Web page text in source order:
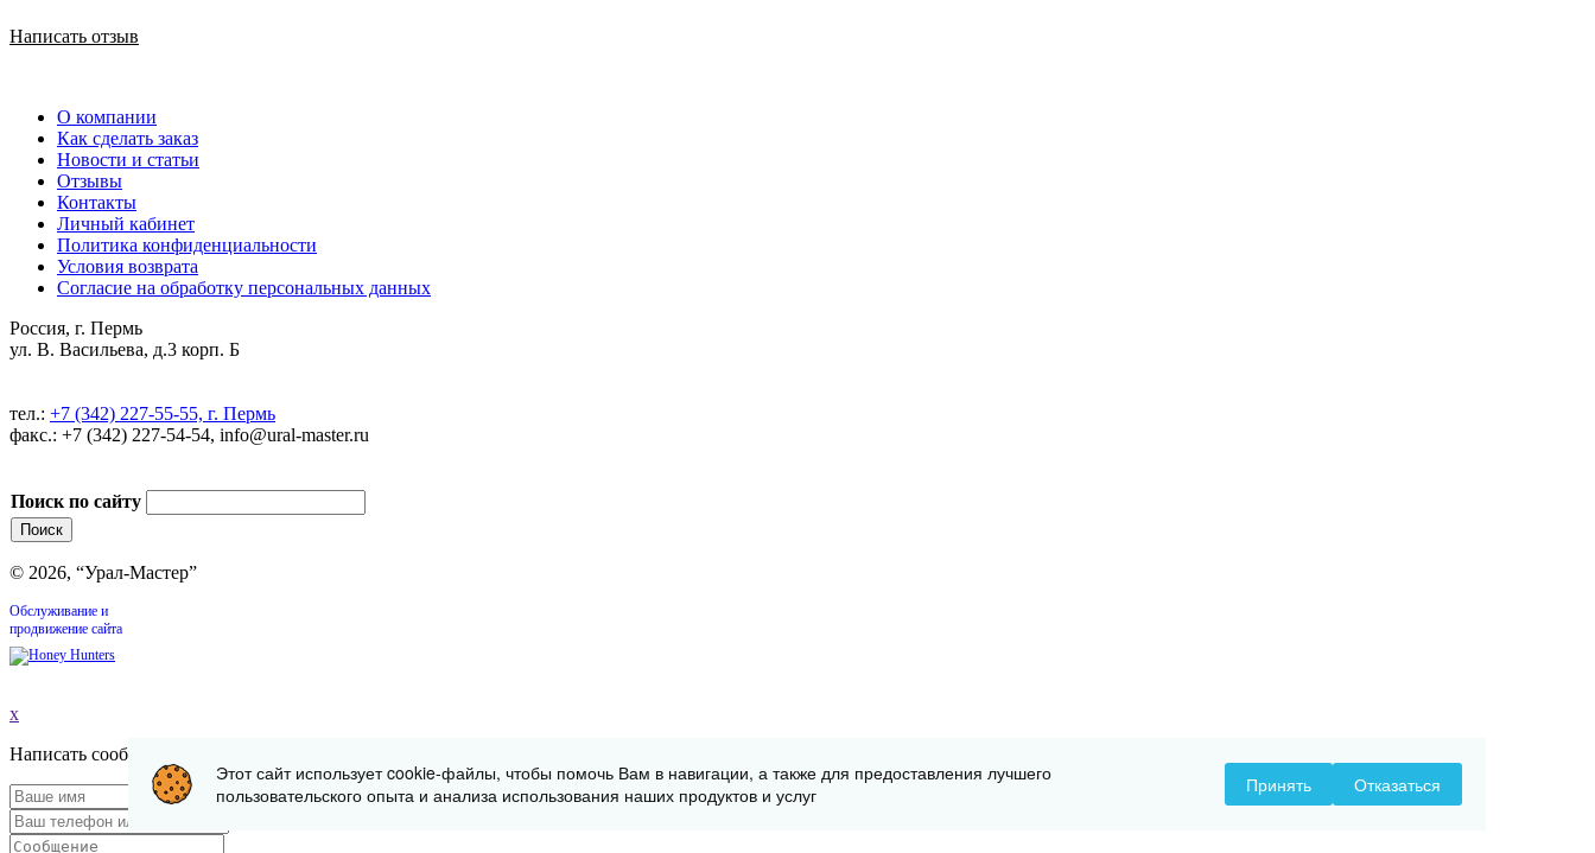
Написать отзыв
О компании
Как сделать заказ
Новости и статьи
Отзывы
Контакты
Личный кабинет
Политика конфиденциальности
Условия возврата
Согласие на обработку персональных данных
Россия, г. Пермь
ул. В. Васильева, д.3 корп. Б
тел.: +7 (342) 227-55-55, г. Пермь
факс.: +7 (342) 227-54-54, info@ural-master.ru
Поиск по сайту
© 2026, “Урал-Мастер”
Обслуживание и
продвижение сайта
x
Написать сообщение
Этот сайт использует cookie-файлы, чтобы помочь Вам в навигации, а также для предоставления лучшего
пользовательского опыта и анализа использования наших продуктов и услуг
Принять Отказаться